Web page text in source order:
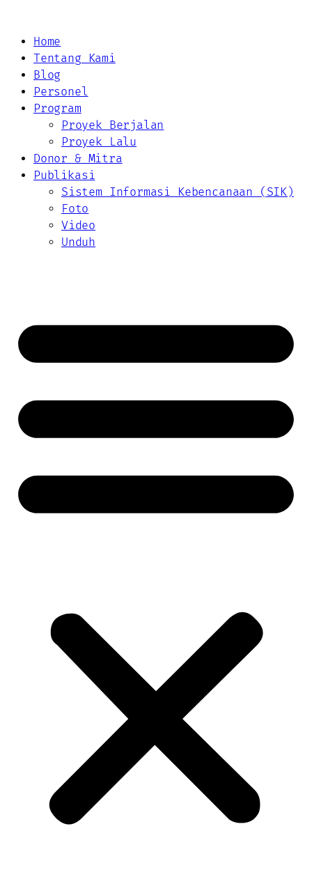
Home
Tentang Kami
Blog
Personel
Program
Proyek Berjalan
Proyek Lalu
Donor & Mitra
Publikasi
Sistem Informasi Kebencanaan (SIK)
Foto
Video
Unduh